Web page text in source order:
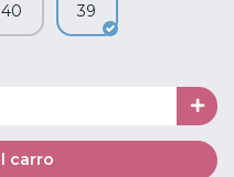
40 39
carro